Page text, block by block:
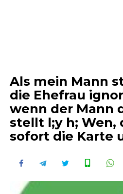
Als mein Mann
die Ehefrau
wenn der Mann
stellt l;y h; Wen,
sofort die Karte